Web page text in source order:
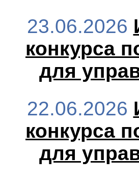
23.06.2026
конкурса
для
22.06.2026
конкурса
для